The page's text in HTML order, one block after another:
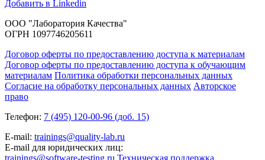
Добавить в Linkedin
ООО "Лаборатория Качества"
ОГРН 1097746205611
Договор оферты по предоставлению доступа к материалам
Договор оферты по предоставлению доступа к обучающим
материалам Политика обработки персональных данных
Согласие на обработку персональных данных Авторское
право
Телефон: 7 (495) 120-00-96 (доб. 15)
E-mail: trainings@quality-lab.ru
E-mail для юридических лиц:
trainings@software-testing.ru Техническая поддержка